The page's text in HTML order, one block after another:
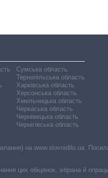
Сумська область
Тернопільська область
Харківська область
Херсонська область
Хмельницька область
Черкаська область
Чернівецька область
Чернігівська область
на www.slovoidilo.ua.
цих обіцянок, зібрана й